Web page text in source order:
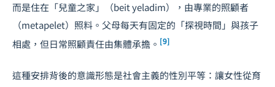
而是住在「兒童之家」（beit yeladim），由專業的照顧者
（metapelet）照料。父母每天有固定的「探視時間」與孩子
相處，但日常照顧責任由集體承擔。 [9]
這種安排背後的意識形態是社會主義的性別平等：讓女性從育